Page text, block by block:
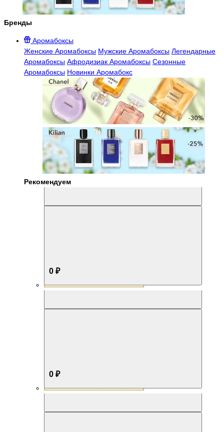
Бренды
Аромабоксы
Женские Аромабоксы Мужские Аромабоксы Легендарные
Аромабоксы Афродизиак Аромабоксы Сезонные
Аромабоксы Новинки Аромабокс
Рекомендуем
0 ₽
0 ₽